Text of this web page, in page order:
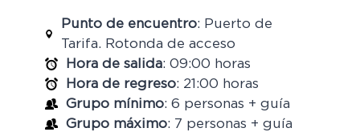
Punto de encuentro: Puerto de
Tarifa. Rotonda de acceso
Hora de salida: 09:00 horas
Hora de regreso: 21:00 horas
Grupo mínimo: 6 personas + guía
Grupo máximo: 7 personas + guía